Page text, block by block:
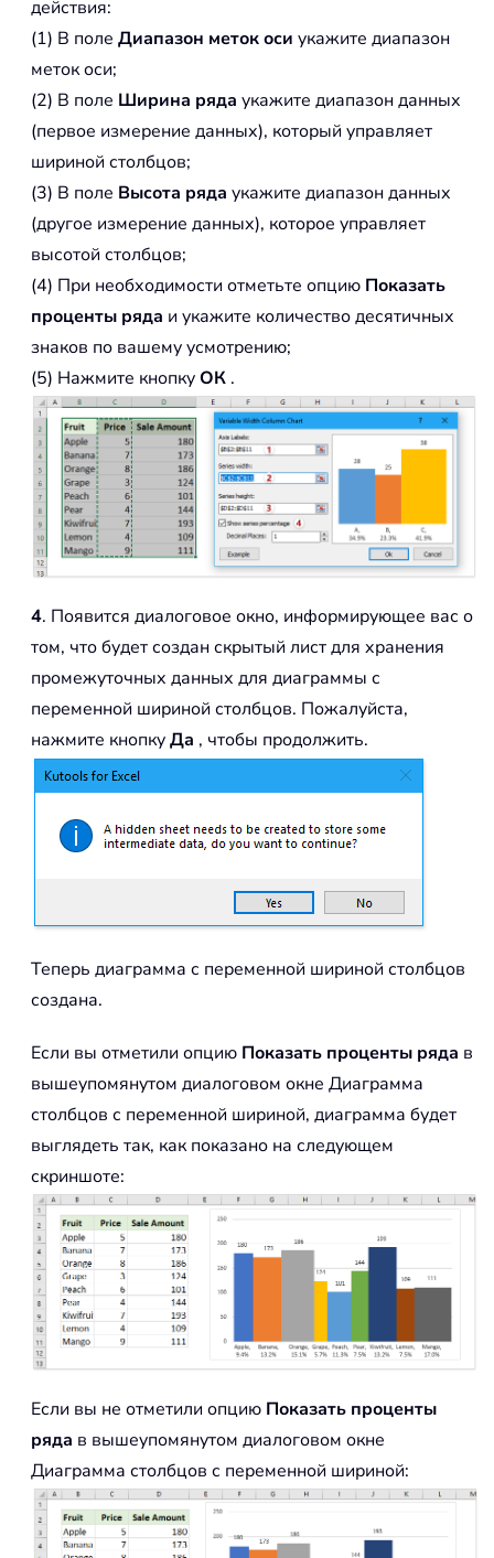
действия:
(1) В поле Диапазон меток оси укажите диапазон
меток оси;
(2) В поле Ширина ряда укажите диапазон данных
(первое измерение данных), который управляет
шириной столбцов;
(3) В поле Высота ряда укажите диапазон данных
(другое измерение данных), которое управляет
высотой столбцов;
(4) При необходимости отметьте опцию Показать
проценты ряда и укажите количество десятичных
знаков по вашему усмотрению;
(5) Нажмите кнопкуОК .
4. Появится диалоговое окно, информирующее вас о
том, что будет создан скрытый лист для хранения
промежуточных данных для диаграммы с
переменной шириной столбцов. Пожалуйста,
нажмите кнопкуДа , чтобы продолжить.
Теперь диаграмма с переменной шириной столбцов
создана.
Если вы отметили опцию Показать проценты ряда в
вышеупомянутом диалоговом окне Диаграмма
столбцов с переменной шириной, диаграмма будет
выглядеть так, как показано на следующем
скриншоте:
Если вы не отметили опцию Показать проценты
ряда в вышеупомянутом диалоговом окне
Диаграмма столбцов с переменной шириной: